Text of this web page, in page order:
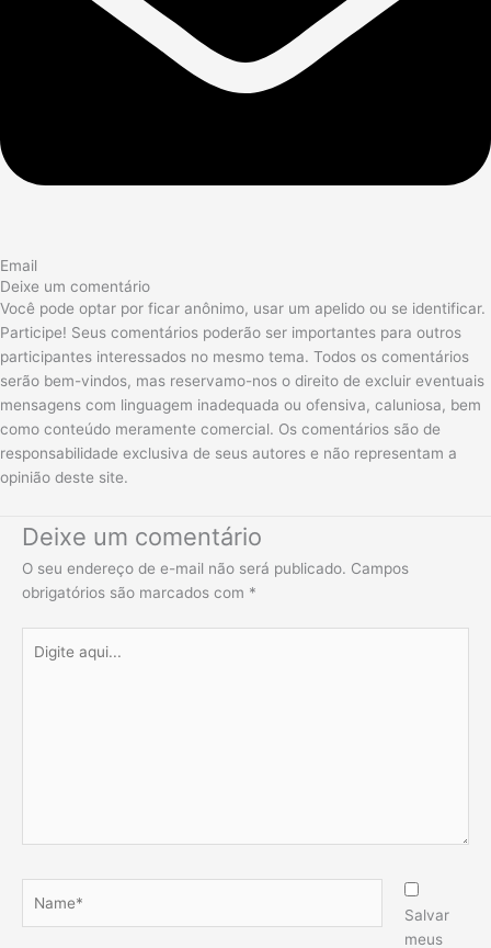
Email
Deixe um comentário
Você pode optar por ficar anônimo, usar um apelido ou se identificar.
Participe! Seus comentários poderão ser importantes para outros
participantes interessados no mesmo tema. Todos os comentários
serão bem-vindos, mas reservamo-nos o direito de excluir eventuais
mensagens com linguagem inadequada ou ofensiva, caluniosa, bem
como conteúdo meramente comercial. Os comentários são de
responsabilidade exclusiva de seus autores e não representam a
opinião deste site.
Deixe um comentário
O seu endereço de e-mail não será publicado. Campos
obrigatórios são marcados com *
aqui...
Salvar
meus